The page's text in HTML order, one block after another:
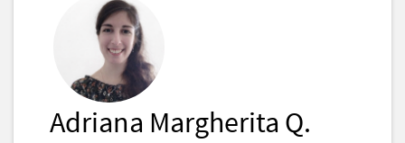
Adriana Margherita Q.